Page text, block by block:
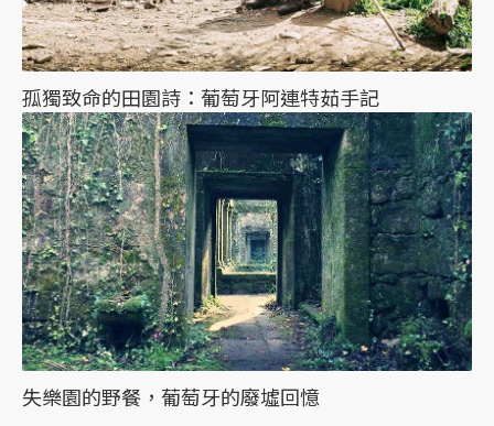
孤獨致命的田園詩：葡萄牙阿連特茹手記
失樂園的野餐，葡萄牙的廢墟回憶